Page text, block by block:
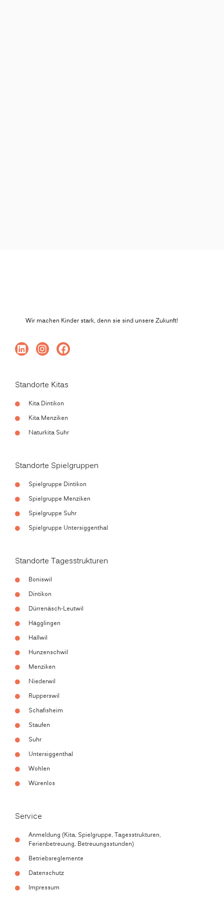
Wir machen Kinder stark, denn sie sind unsere Zukunft!
Standorte Kitas
Kita Dintikon
Kita Menziken
Naturkita Suhr
Standorte Spielgruppen
Spielgruppe Dintikon
Spielgruppe Menziken
Spielgruppe Suhr
Spielgruppe Untersiggenthal
Standorte Tagesstrukturen
Boniswil
Dintikon
Dürrenäsch-Leutwil
Hägglingen
Hallwil
Hunzenschwil
Menziken
Niederwil
Rupperswil
Schafisheim
Staufen
Suhr
Untersiggenthal
Wohlen
Würenlos
Service
Anmeldung (Kita, Spielgruppe, Tagesstrukturen,
Ferienbetreuung, Betreuungsstunden)
Betriebsreglemente
Datenschutz
Impressum